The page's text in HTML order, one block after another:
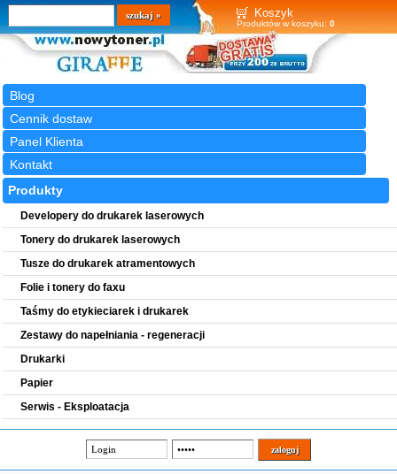
Koszyk
Produktów w koszyku: 0
Blog
Cennik dostaw
Panel Klienta
Kontakt
Wyszukiwarka
szukaj
Produkty
Developery do drukarek laserowych
Tonery do drukarek laserowych
Tusze do drukarek atramentowych
Folie i tonery do faxu
Taśmy do etykieciarek i drukarek
Zestawy do napełniania - regeneracji
Drukarki
Papier
Serwis - Eksploatacja